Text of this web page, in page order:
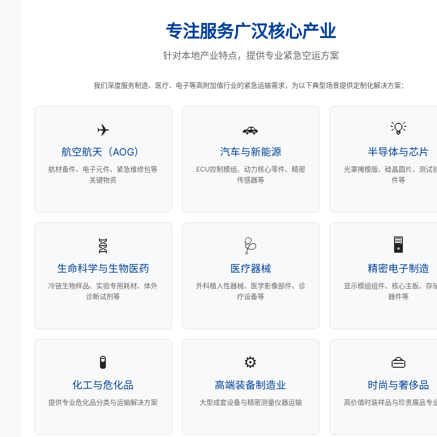
专注服务广汉核心产业
针对本地产业特点，提供专业紧急空运方案
我们深度服务制造、医疗、电子等高附加值行业的紧急运输需求，为以下典型场景提供定制化解决方案：
✈️
航空航天（AOG）
航材备件、电子元件、紧急维修包等
关键物资
🚗
汽车与新能源
ECU控制模组、动力核心零件、精密
传感器等
💡
半导体与芯片
光罩掩模版、硅晶圆片、测试
件等
🧬
生命科学与生物医药
冷链生物样品、实验专用耗材、体外
诊断试剂等
🩺
医疗器械
外科植入性器械、医学影像部件、诊
疗设备等
🖥️
精密电子制造
显示模组组件、核心主板、存
器件等
🧪
化工与危化品
提供专业危化品分类与运输解决方案
⚙️
高端装备制造业
大型成套设备与精密测量仪器运输
👜
时尚与奢侈品
高价值时装样品与珍贵展品专